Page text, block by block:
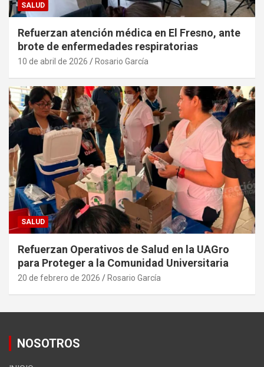
SALUD
Refuerzan atención médica en El Fresno, ante
brote de enfermedades respiratorias
10 de abril de 2026 Rosario García
SALUD
Refuerzan Operativos de Salud en la UAGro
para Proteger a la Comunidad Universitaria
20 de febrero de 2026 Rosario García
NOSOTROS